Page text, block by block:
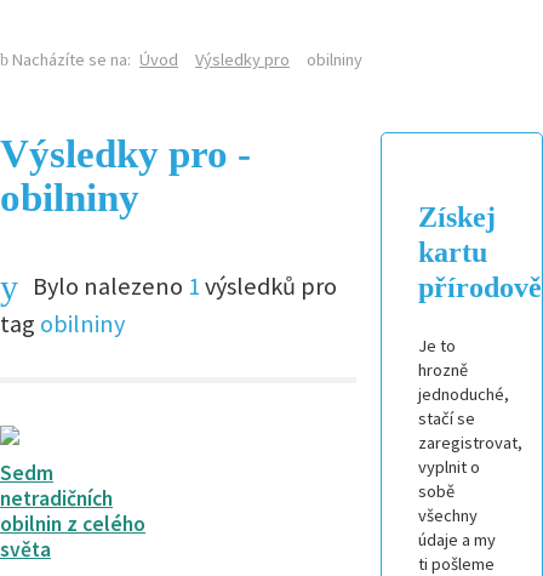
Nacházíte se na: Úvod Výsledky pro obilniny
Výsledky pro -
obilniny
Bylo nalezeno 1výsledků pro
tag obilniny
Sedm
netradičních
obilnin z celého
světa
Získej
kartu
Je to
hrozně
jednoduché,
stačí se
zaregistrovat,
vyplnit o
sobě
všechny
údaje a my
ti pošleme